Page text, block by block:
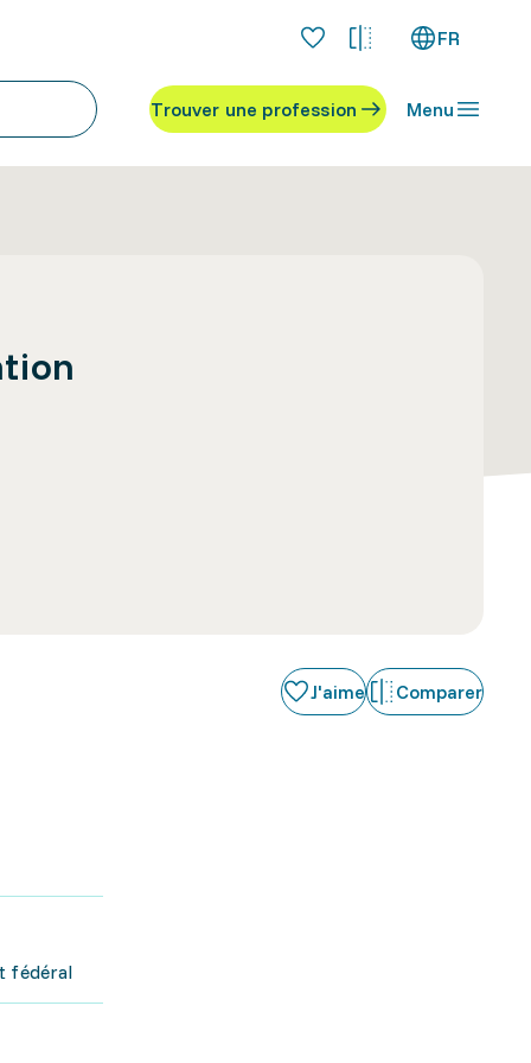
FR
Trouver une profession Menu
J'aime Comparer
fédéral